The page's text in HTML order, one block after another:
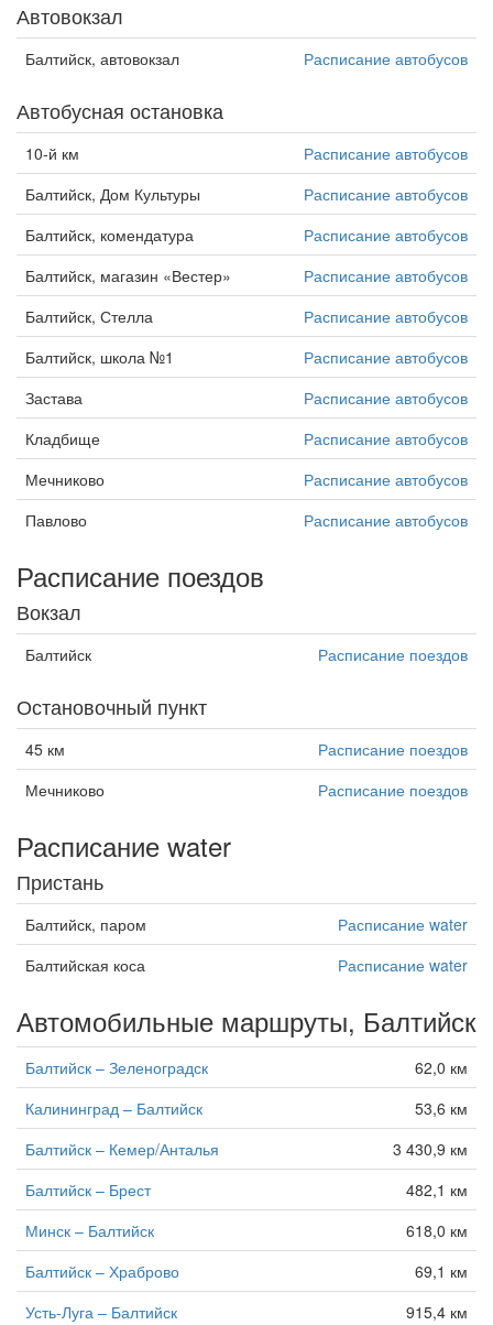
Автовокзал
Балтийск, автовокзал Расписание автобусов
Автобусная остановка
10-й км
Расписание автобусов
Балтийск, Дом Культуры
Расписание автобусов
Балтийск, комендатура
Расписание автобусов
Балтийск, магазин «Вестер»
Расписание автобусов
Балтийск, Стелла
Расписание автобусов
Балтийск, школа №1
Расписание автобусов
Застава
Расписание автобусов
Кладбище
Расписание автобусов
Мечниково
Расписание автобусов
Павлово
Расписание автобусов
Расписание поездов
Вокзал
Балтийск Расписание поездов
Остановочный пункт
45 км
Расписание поездов
Мечниково
Расписание поездов
Расписание water
Пристань
Балтийск, паром
Расписание water
Балтийская коса
Расписание water
Автомобильные маршруты, Балтийск
Балтийск – Зеленоградск
62,0 км
Калининград – Балтийск
53,6 км
Балтийск – Кемер/Анталья
3 430,9 км
Балтийск – Брест
482,1 км
Минск – Балтийск
618,0 км
Балтийск – Храброво
69,1 км
Усть-Луга – Балтийск
915,4 км